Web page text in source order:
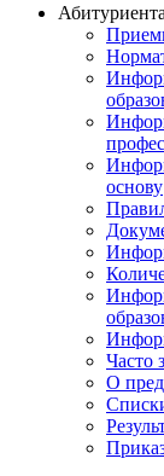
основу
Часто
О